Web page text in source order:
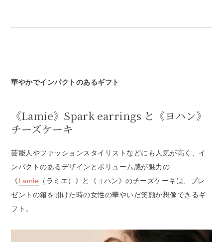
華やかでインパクトのあるギフト
《Lamie》Spark earrings と《ヨハン》
チーズケーキ
芸能人やファッションスタイリストなどにも人気が高く、イ
ンパクトのあるデザインとボリューム感が魅力の
《Lamie （ラミエ）》と《ヨハン》のチーズケーキは、プレ
ゼントの箱を開けた時の女性の華やいだ笑顔が想像できるギ
フト。